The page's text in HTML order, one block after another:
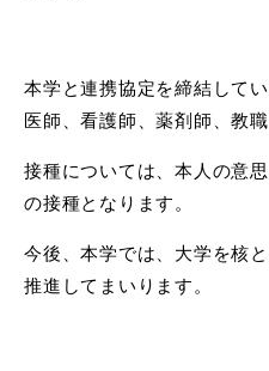
本学と連携協定を締結して
医師、看護師、薬剤師、教
接種については、本人の意
の接種となります。
今後、本学では、大学を核
推進してまいります。